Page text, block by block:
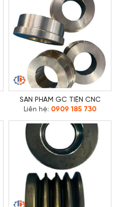
SẢN PHẨM GC TIỆN CNC
Liên hệ: 0909 185 730